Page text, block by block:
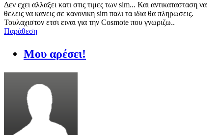
Δεν εχει αλλαξει κατι στις τιμες των sim... Και αντικατασταση να
θελεις να κανεις σε κανονικη sim παλι τα ιδια θα πληρωσεις.
Τουλαχιστον ετσι ειναι για την Cosmote που γνωριζω..
Παράθεση
Μου αρέσει!